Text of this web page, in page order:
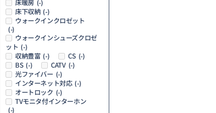
床暖房 (-)
床下収納 (-)
ウォークインクロゼット
(-)
ウォークインシューズクロゼ
ット (-)
収納豊富 (-) CS (-)
BS (-) CATV (-)
光ファイバー (-)
インターネット対応 (-)
オートロック (-)
TVモニタ付インターホン
(-)